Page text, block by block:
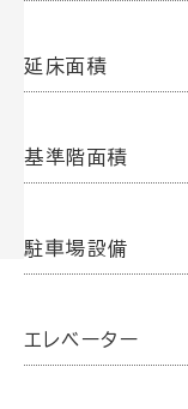
延床面積
基準階面積
駐車場設備
エレベーター